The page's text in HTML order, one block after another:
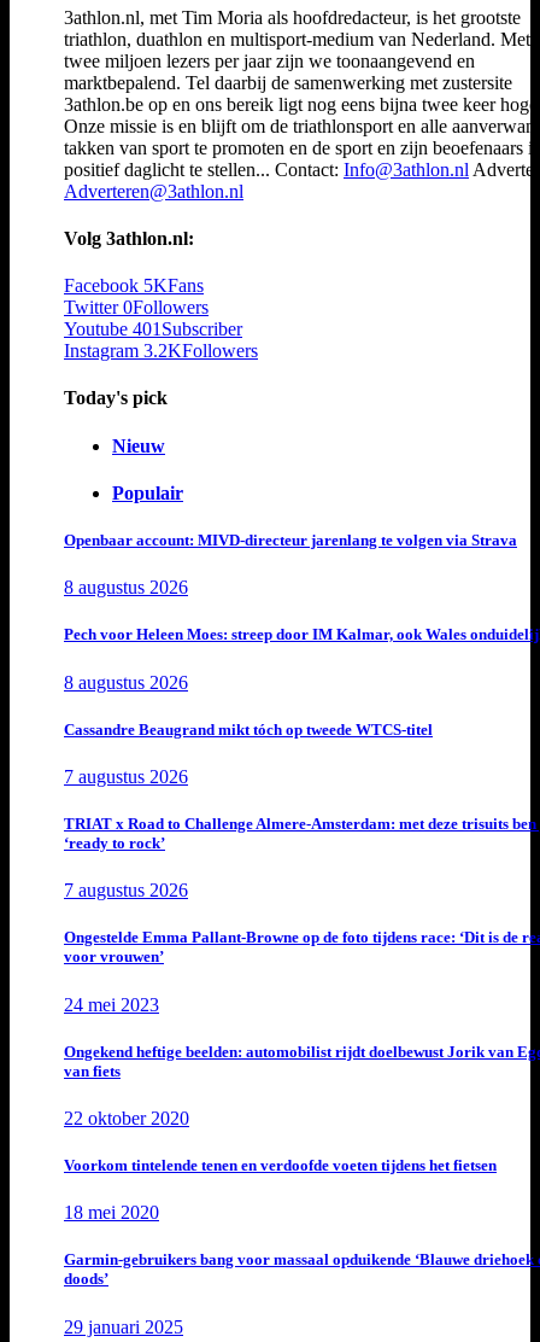
3athlon.nl, met Tim Moria als hoofdredacteur, is het grootste
triathlon, duathlon en multisport-medium van Nederland. Met
twee miljoen lezers per jaar zijn we toonaangevend en
marktbepalend. Tel daarbij de samenwerking met zustersite
3athlon.be op en ons bereik ligt nog eens bijna twee keer
Onze missie is en blijft om de triathlonsport en alle
takken van sport te promoten en de sport en zijn beoefenaars
positief daglicht te stellen... Contact: Info@3athlon.nl
Adverteren@3athlon.nl
Volg 3athlon.nl:
Facebook 5KFans
Twitter 0Followers
Youtube 401 Subscriber
Instagram 3.2KFollowers
Today's pick
Nieuw
Populair
Openbaar account: MIVD-directeur jarenlang te volgen via Strava
8 augustus 2026
Pech voor Heleen Moes: streep door IM Kalmar, ook Wales
8 augustus 2026
Cassandre Beaugrand mikt tóch op tweede WTCS-titel
7 augustus 2026
TRIAT x Road to Challenge Almere-Amsterdam: met deze trisuits ben
‘ready to rock’
7 augustus 2026
Ongestelde Emma Pallant-Browne op de foto tijdens race: ‘Dit is de
voor vrouwen’
24 mei 2023
Ongekend heftige beelden: automobilist rijdt doelbewust Jorik van
van fiets
22 oktober 2020
Voorkom tintelende tenen en verdoofde voeten tijdens het fietsen
18 mei 2020
Garmin-gebruikers bang voor massaal opduikende ‘Blauwe driehoek
doods’
29 januari 2025